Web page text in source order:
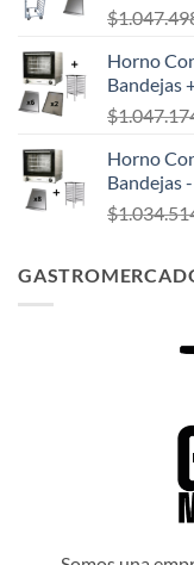
$
Horno
Bandejas
$
Horno
Bandejas
$